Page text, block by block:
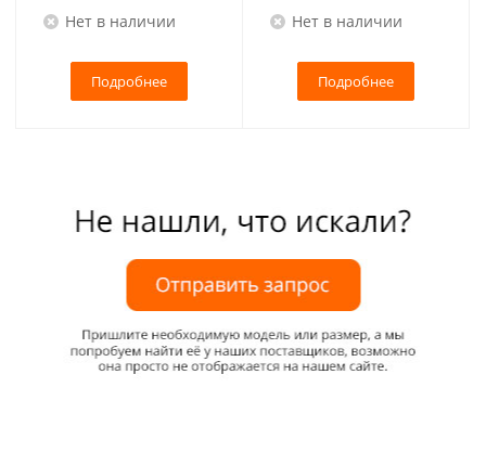
Нет в наличии
Подробнее
Нет в наличии
Подробнее